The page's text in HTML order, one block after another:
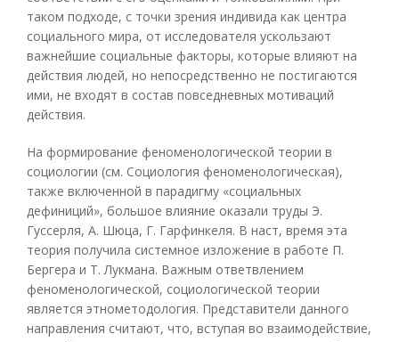
таком подходе, с точки зрения индивида как центра
социального мира, от исследователя ускользают
важнейшие социальные факторы, которые влияют на
действия людей, но непосредственно не постигаются
ими, не входят в состав повседневных мотиваций
действия.
На формирование феноменологической теории в
социологии (см. Социология феноменологическая),
также включенной в парадигму «социальных
дефиниций», большое влияние оказали труды Э.
Гуссерля, А. Шюца, Г. Гарфинкеля. В наст, время эта
теория получила системное изложение в работе П.
Бергера и Т. Лукмана. Важным ответвлением
феноменологической, социологической теории
является этнометодология. Представители данного
направления считают, что, вступая во взаимодействие,